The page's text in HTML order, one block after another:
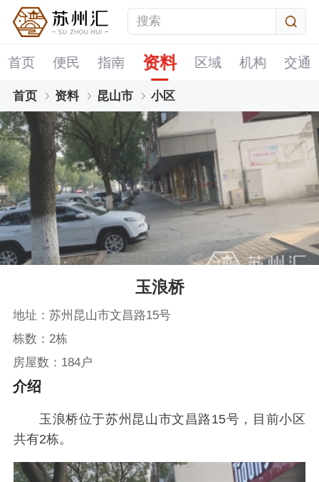
首页 便民 指南 资料 区域 机构 交通
首页 资料 昆山市 小区
玉浪桥
地址：苏州昆山市文昌路15号
栋数：2栋
房屋数：184户
介绍
玉浪桥位于苏州昆山市文昌路15号，目前小区
共有2栋。